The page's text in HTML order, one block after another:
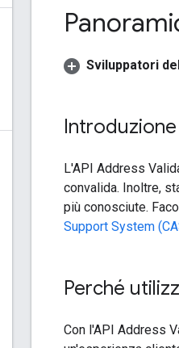
Sviluppatori
Introduzione
L'API Address
convalida. Inoltre,
più conosciute.
Support System
Perché
Con l'API Address